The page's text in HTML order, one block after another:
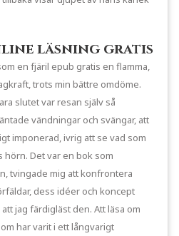
läsning gratis
en fjäril epub gratis en flamma,
trots min bättre omdöme.
slutet var resan själv så
vändningar och svängar, att
imponerad, ivrig att se vad som
Det var en bok som
tvingade mig att konfrontera
dess idéer och koncept
jag färdigläst den. Att läsa om
har varit i ett långvarigt